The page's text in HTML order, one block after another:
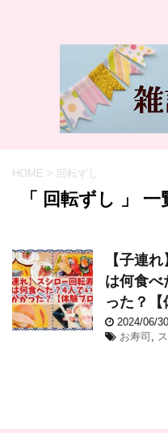
HOME > 回転ずし
「 回転ずし 」 一
【子連
は何食べ
った？【
2024/06/
お寿司 ,